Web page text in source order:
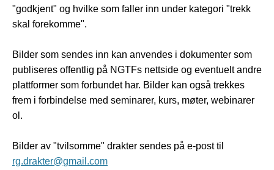
"godkjent" og hvilke som faller inn under kategori "trekk
skal forekomme".
Bilder som sendes inn kan anvendes i dokumenter som
publiseres offentlig på NGTFs nettside og eventuelt andre
plattformer som forbundet har. Bilder kan også trekkes
frem i forbindelse med seminarer, kurs, møter, webinarer
ol.
Bilder av "tvilsomme" drakter sendes på e-post til
rg.drakter@gmail.com